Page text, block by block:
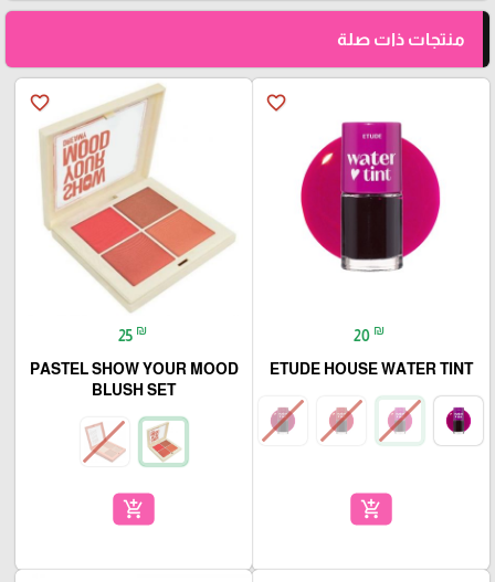
منتجات ذات صلة
favorite_border
20 ₪
ETUDE HOUSE WATER TINT
add_shopping_cart
favorite_border
25 ₪
PASTEL SHOW YOUR MOOD
BLUSH SET
add_shopping_cart